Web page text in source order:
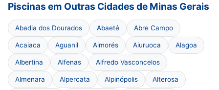
Piscinas em Outras Cidades de Minas Gerais
Abadia dos Dourados Abaeté Abre Campo
Acaiaca Aguanil Aimorés Aiuruoca Alagoa
Albertina Alfenas Alfredo Vasconcelos
Almenara Alpercata Alpinópolis Alterosa